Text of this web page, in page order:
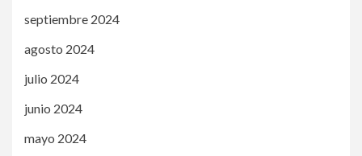
septiembre 2024
agosto 2024
julio 2024
junio 2024
mayo 2024